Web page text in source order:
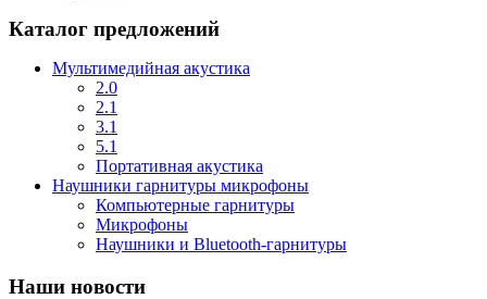
Каталог предложений
Мультимедийная акустика
2.0
2.1
3.1
5.1
Портативная акустика
Наушники гарнитуры микрофоны
Компьютерные гарнитуры
Микрофоны
Наушники и Bluetooth-гарнитуры
Наши новости